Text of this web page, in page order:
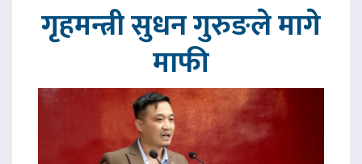
गृहमन्त्री सुधन गुरुङले मागे
माफी